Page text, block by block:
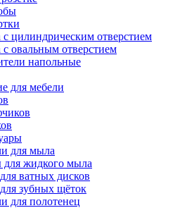
с цилиндрическим отверстием
с овальным отверстием
напольные
для мебели
для мыла
для жидкого мыла
ватных дисков
зубных щёток
для полотенец